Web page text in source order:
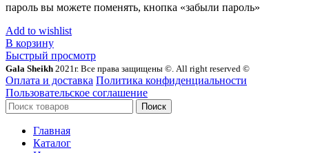
пароль вы можете поменять, кнопка «забыли пароль»
Add to wishlist
В корзину
Быстрый просмотр
Gala Sheikh 2021г. Все права защищены ©. All right reserved ©
Оплата и доставка Политика конфиденциальности
Пользовательское соглашение
Поиск
Главная
Каталог